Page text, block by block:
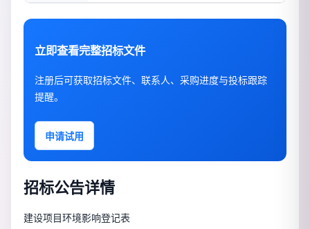
立即查看完整招标文件
注册后可获取招标文件、联系人、采购进度与投标跟踪
提醒。
申请试用
招标公告详情
建设项目环境影响登记表